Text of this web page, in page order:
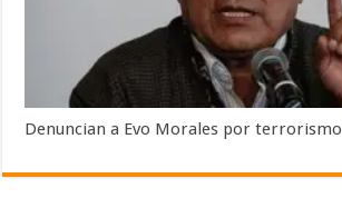
Denuncian a Evo Morales por terrorismo